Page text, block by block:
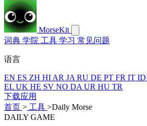
MorseKit
词典 学院 工具 学习 常见问题
语言
EN ES ZH HI AR JA RU DE PT FR IT ID
EL UK HE SV NO DA UR HU TR
下载应用
首页 > 工具 >Daily Morse
DAILY GAME